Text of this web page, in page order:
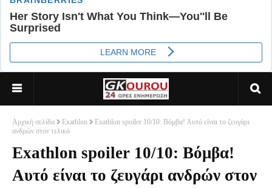
Αρχική σελίδα Exathlon
Exathlon spoiler 10/10: Βόμβα! Αυτό είναι το ζευγάρι
ανδρών στον τελικό
Exathlon spoiler 10/10: Βόμβα!
Αυτό είναι το ζευγάρι ανδρών στον